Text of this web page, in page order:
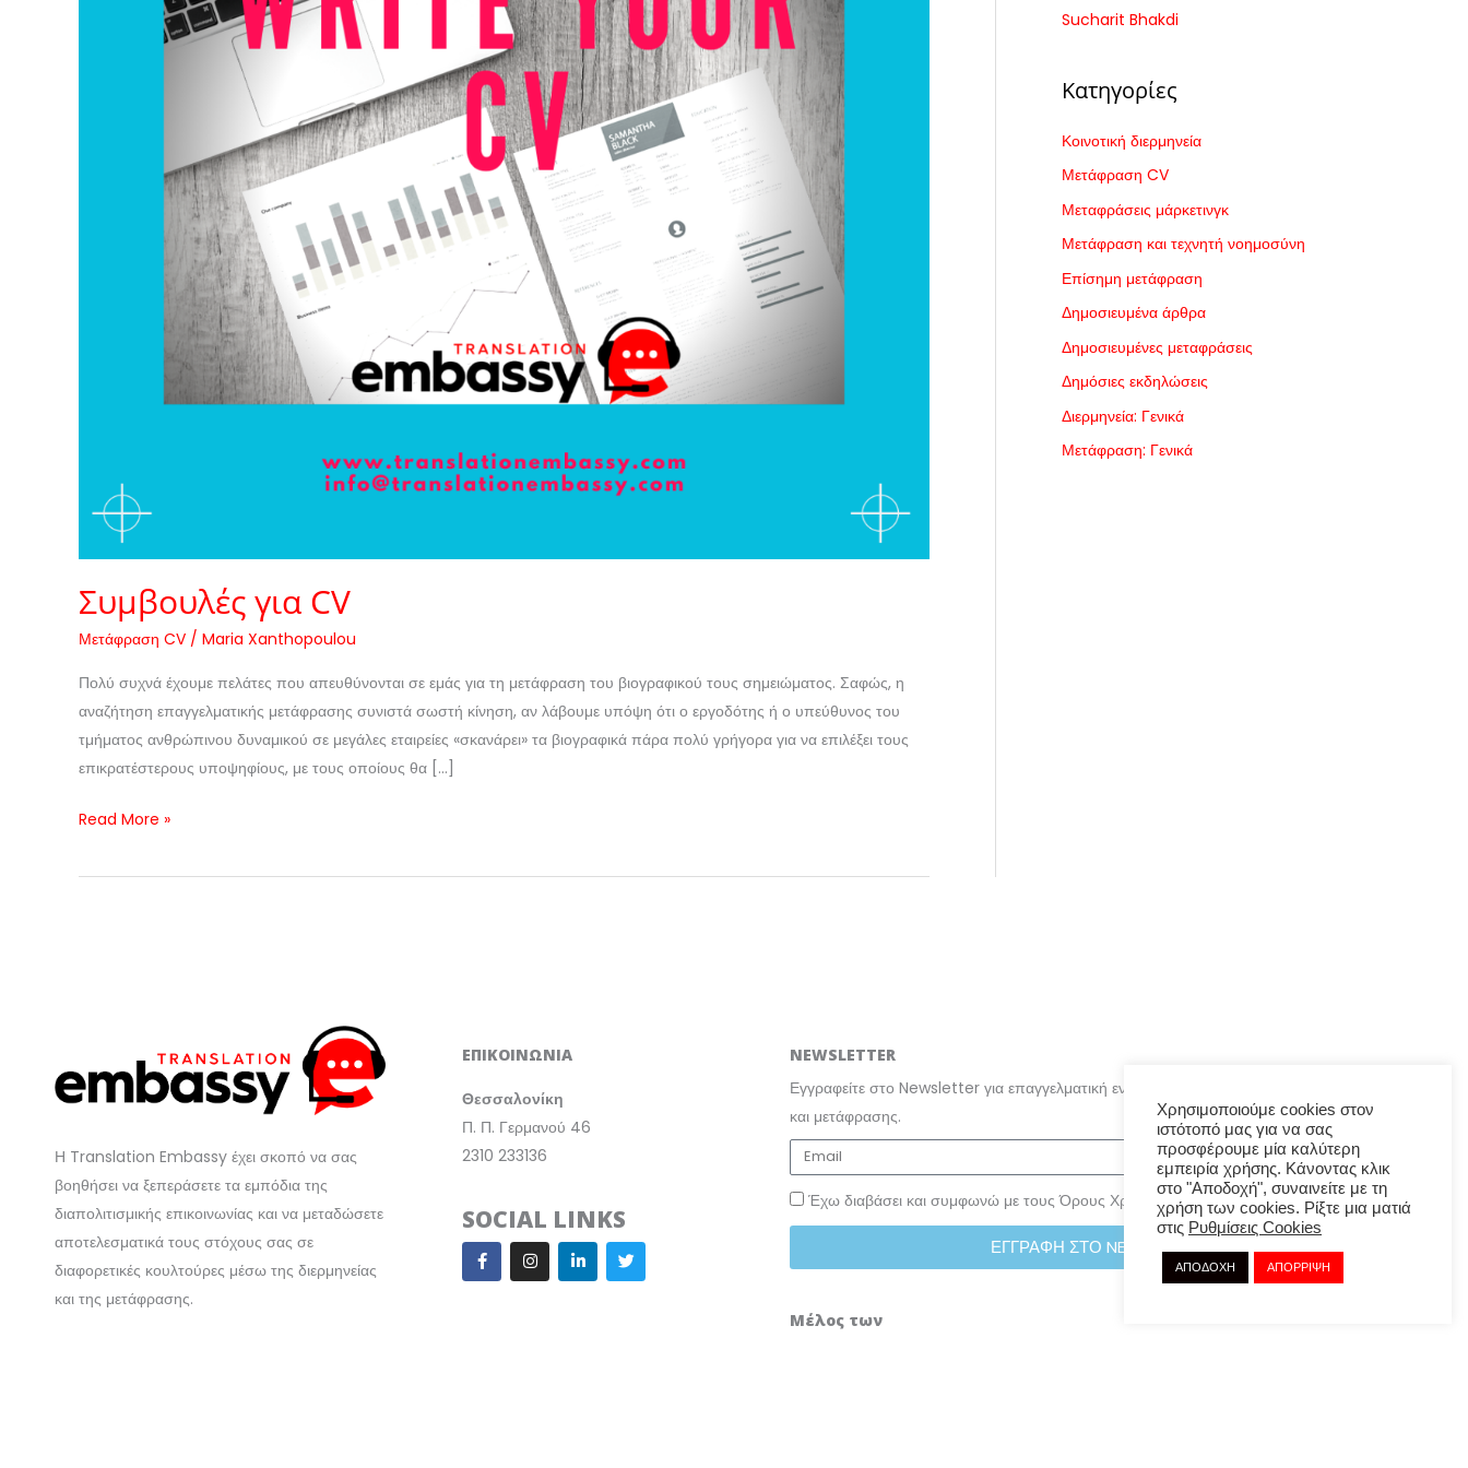
Συμβουλές για CV
Μετάφραση CV / Maria Xanthopoulou
Πολύ συχνά έχουμε πελάτες που απευθύνονται σε εμάς για τη μετάφραση του βιογραφικού τους σημειώματος. Σαφώς, η
αναζήτηση επαγγελματικής μετάφρασης συνιστά σωστή κίνηση, αν λάβουμε υπόψη ότι ο εργοδότης ή ο υπεύθυνος του
τμήματος ανθρώπινου δυναμικού σε μεγάλες εταιρείες «σκανάρει» τα βιογραφικά πάρα πολύ γρήγορα για να επιλέξει τους
επικρατέστερους υποψηφίους, με τους οποίους θα […]
Read More »
Sucharit Bhakdi
Κατηγορίες
Κοινοτική διερμηνεία
Μετάφραση CV
Μεταφράσεις μάρκετινγκ
Μετάφραση και τεχνητή νοημοσύνη
Επίσημη μετάφραση
Δημοσιευμένα άρθρα
Δημοσιευμένες μεταφράσεις
Δημόσιες εκδηλώσεις
Διερμηνεία: Γενικά
Μετάφραση: Γενικά
Η Translation Embassy έχει σκοπό να σας
βοηθήσει να ξεπεράσετε τα εμπόδια της
διαπολιτισμικής επικοινωνίας και να μεταδώσετε
αποτελεσματικά τους στόχους σας σε
διαφορετικές κουλτούρες μέσω της διερμηνείας
και της μετάφρασης.
ΕΠΙΚΟΙΝΩΝΙΑ
Θεσσαλονίκη
Π. Π. Γερμανού 46
2310 233136
SOCIAL LINKS
F
a
c
I
n
s
L
i
n
T
w
i
NEWSLETTER
Εγγραφείτε στο Newsletter για επαγγελματική ενημέρωση των κλάδων της διερμηνείας
και μετάφρασης.
Έχω διαβάσει και συμφωνώ με τους Όρους Χρήσης και την Πολιτική Απορρήτου
ΕΓΓΡΑΦΗ ΣΤΟ NEWSLETTER
Μέλος των
Χρησιμοποιούμε cookies στον
ιστότοπό μας για να σας
προσφέρουμε μία καλύτερη
εμπειρία χρήσης. Κάνοντας κλικ
στο "Αποδοχή", συναινείτε με τη
χρήση των cookies. Ρίξτε μια ματιά
στις Ρυθμίσεις Cookies
ΑΠΟΔΟΧΗ ΑΠΟΡΡΙΨΗ